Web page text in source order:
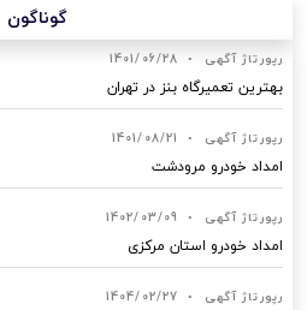
گوناگون
رپورتاژ آگهی •
1401/06/28
بهترین تعمیرگاه بنز در تهران
رپورتاژ آگهی •
1401/08/21
امداد خودرو مرودشت
رپورتاژ آگهی •
1402/03/09
امداد خودرو استان مرکزی
رپورتاژ آگهی •
1404/02/27